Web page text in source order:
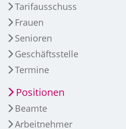
Tarifausschuss
Frauen
Senioren
Geschäftsstelle
Termine
Positionen
Beamte
Arbeitnehmer